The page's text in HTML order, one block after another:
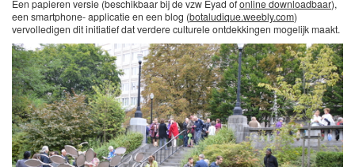
Een papieren versie (beschikbaar bij de vzw Eyad ofonline downloadbaar),
een smartphone- applicatie en een blog (botaludique.weebly.com)
vervolledigen dit initiatief dat verdere culturele ontdekkingen mogelijk maakt.